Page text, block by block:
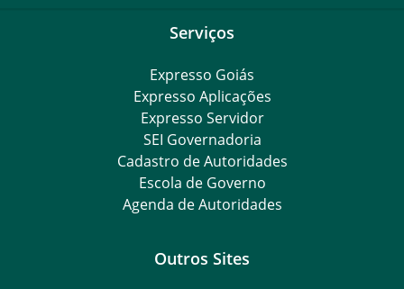
Serviços
Expresso Goiás
Expresso Aplicações
Expresso Servidor
SEI Governadoria
Cadastro de Autoridades
Escola de Governo
Agenda de Autoridades
Outros Sites